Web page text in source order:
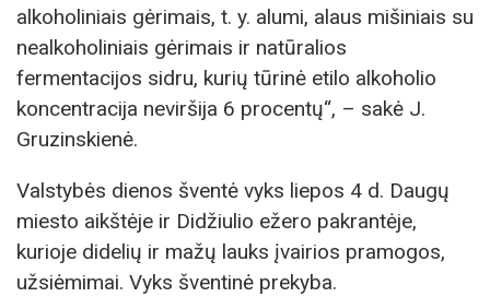
alkoholiniais gėrimais, t. y. alumi, alaus mišiniais su
nealkoholiniais gėrimais ir natūralios
fermentacijos sidru, kurių tūrinė etilo alkoholio
koncentracija neviršija 6 procentų“, – sakė J.
Gruzinskienė.
Valstybės dienos šventė vyks liepos 4 d. Daugų
miesto aikštėje ir Didžiulio ežero pakrantėje,
kurioje didelių ir mažų lauks įvairios pramogos,
užsiėmimai. Vyks šventinė prekyba.